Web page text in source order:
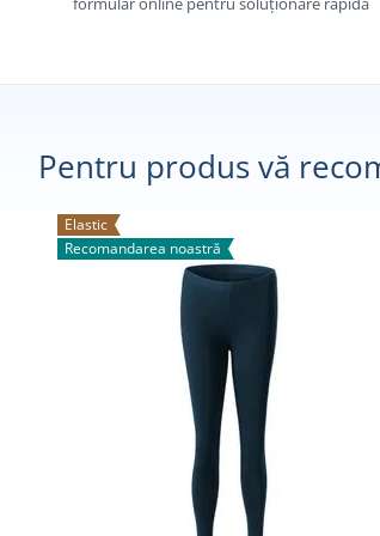
Pentru produs vă
Elastic
Recomandarea noastră